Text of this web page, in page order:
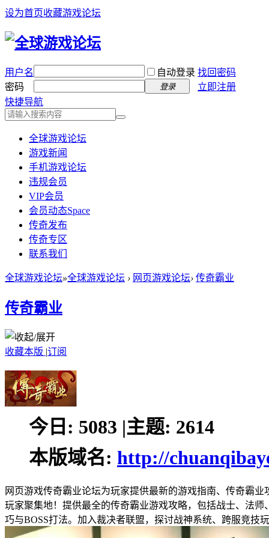
设为首页收藏游戏论坛
用户名 自动登录 找回密码
密码
登录
立即注册
快捷导航
全球游戏论坛
游戏新闻
手机游戏论坛
违规会员
VIP会员
会员动态Space
传奇发布
传奇专区
联系我们
全球游戏论坛»全球游戏论坛 › 网页游戏论坛› 传奇霸业
传奇霸业
收藏本版 |订阅
今日: 5083 |主题: 2614
本版域名: http://
网页游戏传奇霸业论坛为玩家提供最新的游戏指南、传奇霸
玩家聚集地！提供最全的传奇霸业游戏攻略，包括战士、法
巧与BOSS打法。加入裁决者联盟，探讨战神系统、跨服竞